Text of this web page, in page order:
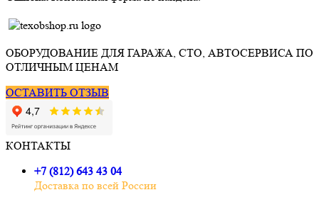
ОБОРУДОВАНИЕ ДЛЯ ГАРАЖА, СТО, АВТОСЕРВИСА ПО
ОТЛИЧНЫМ ЦЕНАМ
ОСТАВИТЬ ОТЗЫВ
КОНТАКТЫ
+7 (812) 643 43 04
Доставка по всей России